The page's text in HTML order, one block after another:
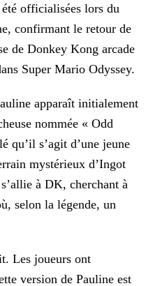
officialisées lors du
confirmant le retour de
de Donkey Kong arcade
Super Mario Odyssey.
apparaît initialement
nommée « Odd
qu’il s’agit d’une jeune
mystérieux d’Ingot
à DK, cherchant à
selon la légende, un
Les joueurs ont
version de Pauline est